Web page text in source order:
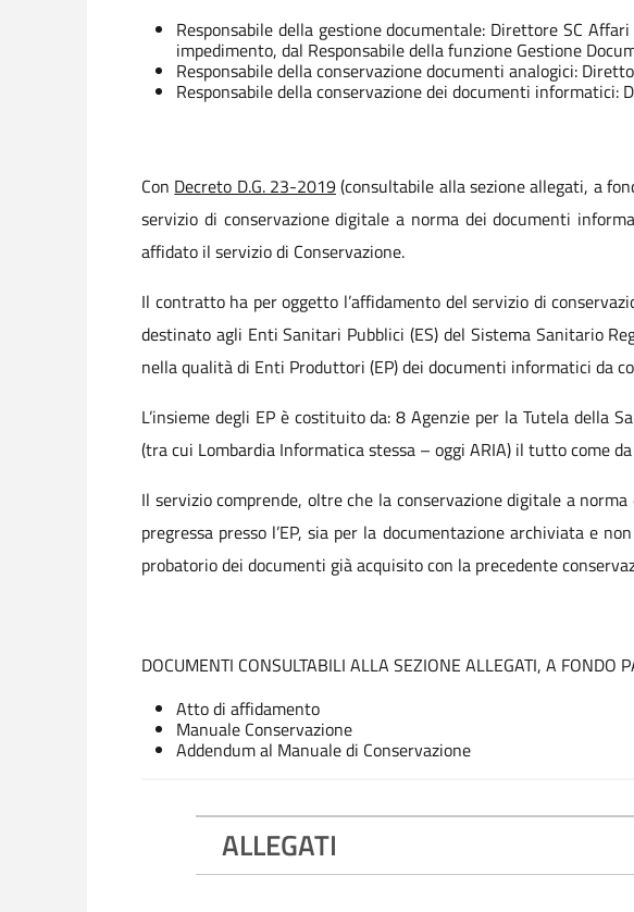
Responsabile della gestione documentale: Direttore SC
impedimento, dal Responsabile della funzione Gestione
Responsabile della conservazione documenti analogici:
Responsabile della conservazione dei documenti informatici:
Con Decreto D.G. 23-2019(consultabile alla sezione allegati, a
servizio di conservazione digitale a norma dei documenti
affidato il servizio di Conservazione.
Il contratto ha per oggetto l’affidamento del servizio di
destinato agli Enti Sanitari Pubblici (ES) del Sistema Sanitario
nella qualità di Enti Produttori (EP) dei documenti informatici da
L’insieme degli EP è costituito da: 8 Agenzie per la Tutela della
(tra cui Lombardia Informatica stessa – oggi ARIA) il tutto come
Il servizio comprende, oltre che la conservazione digitale a
pregressa presso l’EP, sia per la documentazione archiviata e
probatorio dei documenti già acquisito con la precedente
DOCUMENTI CONSULTABILI ALLA SEZIONE ALLEGATI, A FONDO
Atto di affidamento
Manuale Conservazione
Addendum al Manuale di Conservazione
ALLEGATI